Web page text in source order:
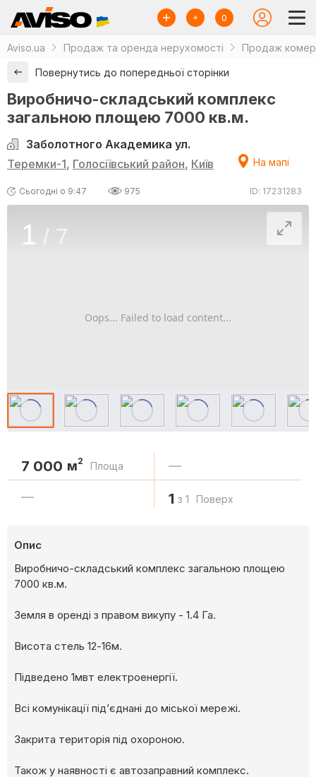
0
Aviso.ua Продаж та оренда нерухомості Продаж
Повернутись до попередньої сторінки
Виробничо-складський комплекс
загальною площею 7000 кв.м.
Заболотного Академика ул.
Теремки-1, Голосіївський район, Київ На мапі
Сьогодні о 9:47 975 ID: 17231283
Oops... Failed to load content...
1 / 7
7 000 м2 Площа —
— 1 з 1 Поверх
Опис
Виробничо-складський комплекс загальною площею
7000 кв.м.
Земля в оренді з правом викупу - 1.4 Га.
Висота стель 12-16м.
Підведено 1мвт електроенергії.
Всі комунікації підʼєднані до міської мережі.
Закрита територія під охороною.
Також у наявності є автозаправний комплекс.